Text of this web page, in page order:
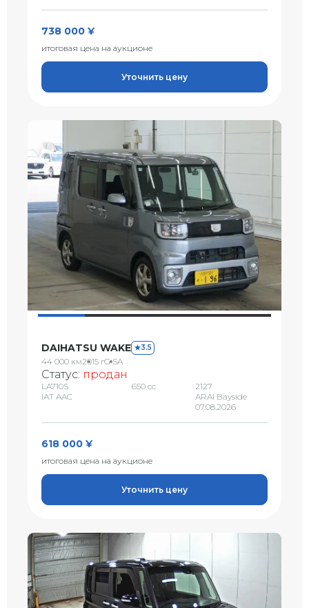
738 000 ¥
итоговая цена на аукционе
Уточнить цену
DAIHATSU WAKE 3.5
44 000 км2015 гG SA
Статус: продан
LA710S
IAT AAC
650 сс
2127
ARAI Bayside
07.08.2026
618 000 ¥
итоговая цена на аукционе
Уточнить цену